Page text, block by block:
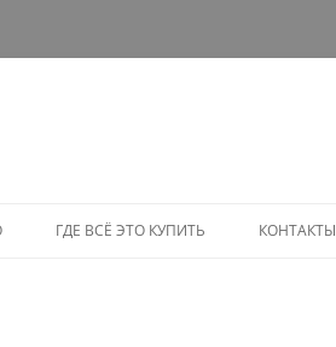
к
ГДЕ ВСЁ ЭТО КУПИТЬ КОНТАКТЫ